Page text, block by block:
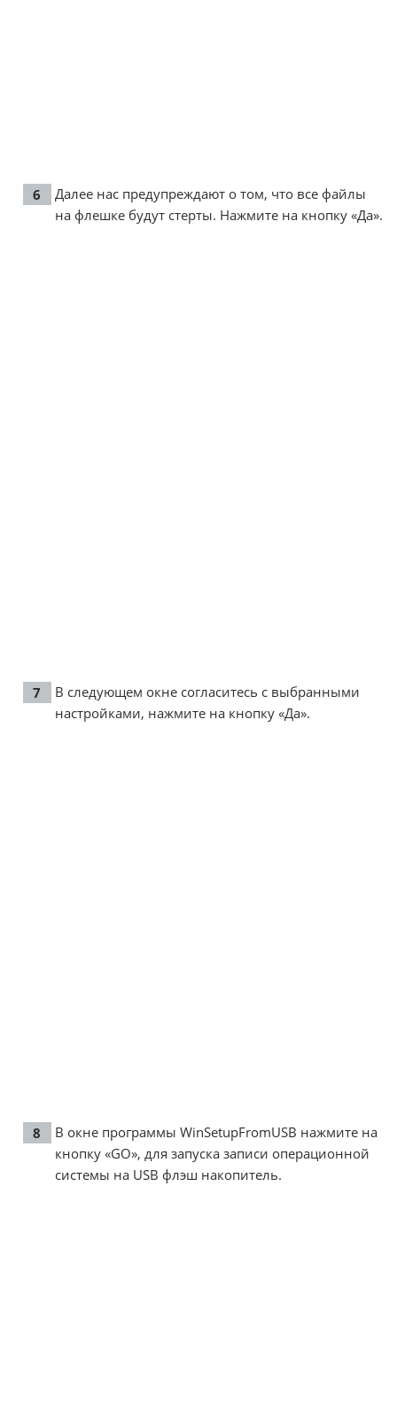
Далее нас предупреждают о том, что все файлы
на флешке будут стерты. Нажмите на кнопку «Да».
В следующем окне согласитесь с выбранными
настройками, нажмите на кнопку «Да».
В окне программы WinSetupFromUSB нажмите на
кнопку «GO», для запуска записи операционной
системы на USB флэш накопитель.